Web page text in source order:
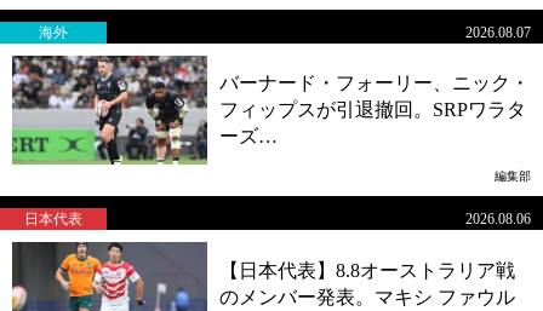
バーナード・フォーリー、ニック・
フィップスが引退撤回。SRPワラタ
ーズ…
海外 2026.08.07
編集部
【日本代表】8.8オーストラリア戦
のメンバー発表。マキシ ファウル
日本代表 2026.08.06